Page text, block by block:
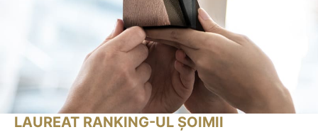
LAUREAT RANKING-UL ȘOIMII